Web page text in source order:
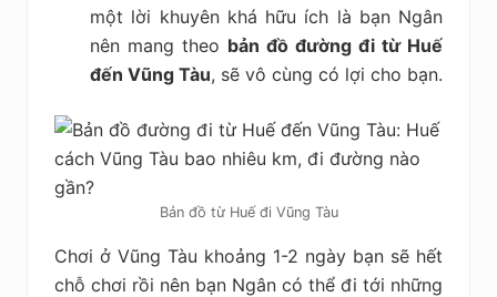
một lời khuyên khá hữu ích là bạn Ngân
nên mang theo bản đồ đường đi từ Huế
đến Vũng Tàu, sẽ vô cùng có lợi cho bạn.
Bản đồ từ Huế đi Vũng Tàu
Chơi ở Vũng Tàu khoảng 1-2 ngày bạn sẽ hết
chỗ chơi rồi nên bạn Ngân có thể đi tới những